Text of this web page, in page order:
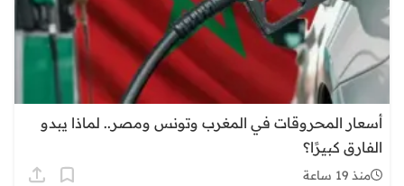
أسعار المحروقات في المغرب وتونس ومصر.. لماذا يبدو
الفارق كبيرًا؟
منذ 19 ساعة